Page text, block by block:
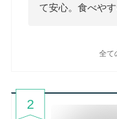
て安心。食べや
全て
2